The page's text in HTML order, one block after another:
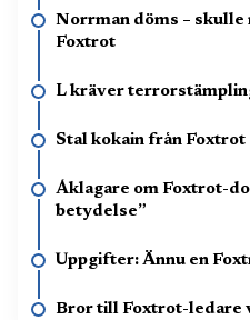
Norrman döms – skulle
Foxtrot
L kräver
Stal kokain från Foxtrot
Åklagare om Foxtrot-
betydelse”
Uppgifter: Ännu en
Bror till Foxtrot-ledare